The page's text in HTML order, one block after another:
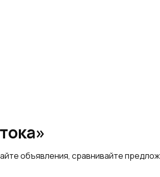
объявления, сравнивайте